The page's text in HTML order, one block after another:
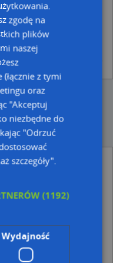
w wyszukiwarce firm i na
biznesowym operatora (art.
z firmowych stron www
odo_przetwarzanie/
Gospodarcza -
Toruń
35, 87-100
Rolnictwo BHP
100 Toruń
zgodę na
plików
naszej
z tymi
oraz
"Akceptuj
niezbędne do
"Odrzuć
szczegóły".
(1192)
Wydajność